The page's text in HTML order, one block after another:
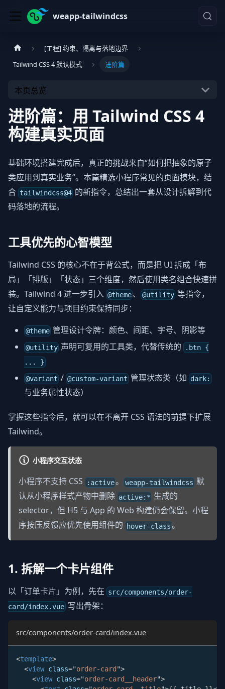
weapp-tailwindcss
[工程] 约束、隔离与落地边界
Tailwind CSS 4 默认模式
进阶篇
本页总览
进阶篇：用 Tailwind CSS 4
构建真实页面
基础环境搭建完成后，真正的挑战来自“如何把抽象的原子
类应用到真实业务”。本篇精选小程序常见的页面模块，结
合 tailwindcss@4 的新指令，总结出一套从设计拆解到代
码落地的流程。
工具优先的心智模型
Tailwind CSS 的核心不在于背公式，而是把 UI 拆成「布
局」「排版」「状态」三个维度，然后使用类名组合快速拼
装。Tailwind 4 进一步引入 @theme 、@utility 等指令，
让自定义能力与项目约束保持同步：
@theme 管理设计令牌：颜色、间距、字号、阴影等
@utility 声明可复用的工具类，代替传统的 .btn {
... }
@variant /@custom-variant 管理状态类（如 dark:
与业务属性状态）
掌握这些指令后，就可以在不离开 CSS 语法的前提下扩展
Tailwind。
小程序交互状态
小程序不支持 CSS :active。weapp-tailwindcss 默
认从小程序样式产物中删除 active:* 生成的
selector，但 H5 与 App 的 Web 构建仍会保留。小程
序按压反馈应优先使用组件的 hover-class。
1. 拆解一个卡片组件
以「订单卡片」为例，先在 src/components/order-
card/index.vue写出骨架：
src/components/order-card/index.vue
<template>
<view class="order-card ">
<view class="order-card__header">